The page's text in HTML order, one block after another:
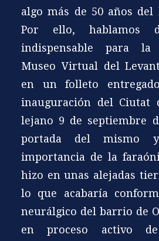
algo más de 50 años del
Por ello, hablamos
indispensable para la
Museo Virtual del
en un folleto
inauguración del Ciutat
lejano 9 de septiembre
portada del mismo
importancia de la
hizo en unas alejadas
lo que acabaría
neurálgico del barrio de
en proceso activo de